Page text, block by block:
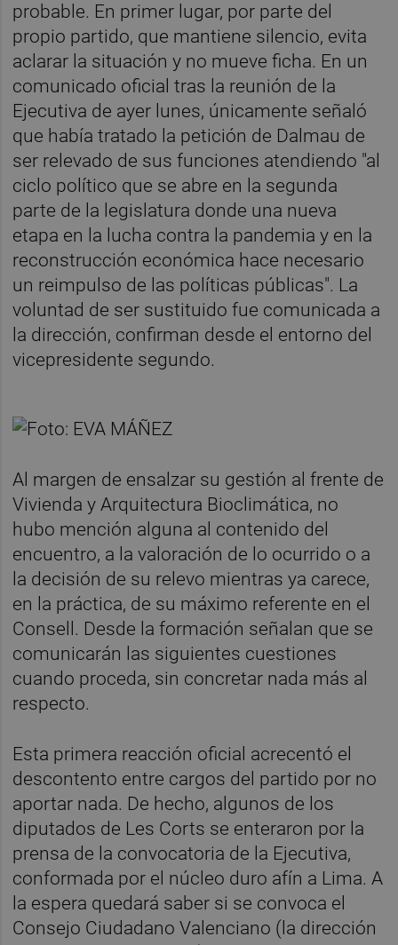
probable. En primer lugar, por parte del
propio partido, que mantiene silencio, evita
aclarar la situación y no mueve ficha. En un
comunicado oficial tras la reunión de la
Ejecutiva de ayer lunes, únicamente señaló
que había tratado la petición de Dalmau de
ser relevado de sus funciones atendiendo "al
ciclo político que se abre en la segunda
parte de la legislatura donde una nueva
etapa en la lucha contra la pandemia y en la
reconstrucción económica hace necesario
un reimpulso de las políticas públicas". La
voluntad de ser sustituido fue comunicada a
la dirección, confirman desde el entorno del
vicepresidente segundo.
Al margen de ensalzar su gestión al frente de
Vivienda y Arquitectura Bioclimática, no
hubo mención alguna al contenido del
encuentro, a la valoración de lo ocurrido o a
la decisión de su relevo mientras ya carece,
en la práctica, de su máximo referente en el
Consell. Desde la formación señalan que se
comunicarán las siguientes cuestiones
cuando proceda, sin concretar nada más al
respecto.
Esta primera reacción oficial acrecentó el
descontento entre cargos del partido por no
aportar nada. De hecho, algunos de los
diputados de Les Corts se enteraron por la
prensa de la convocatoria de la Ejecutiva,
conformada por el núcleo duro afín a Lima. A
la espera quedará saber si se convoca el
Consejo Ciudadano Valenciano (la dirección